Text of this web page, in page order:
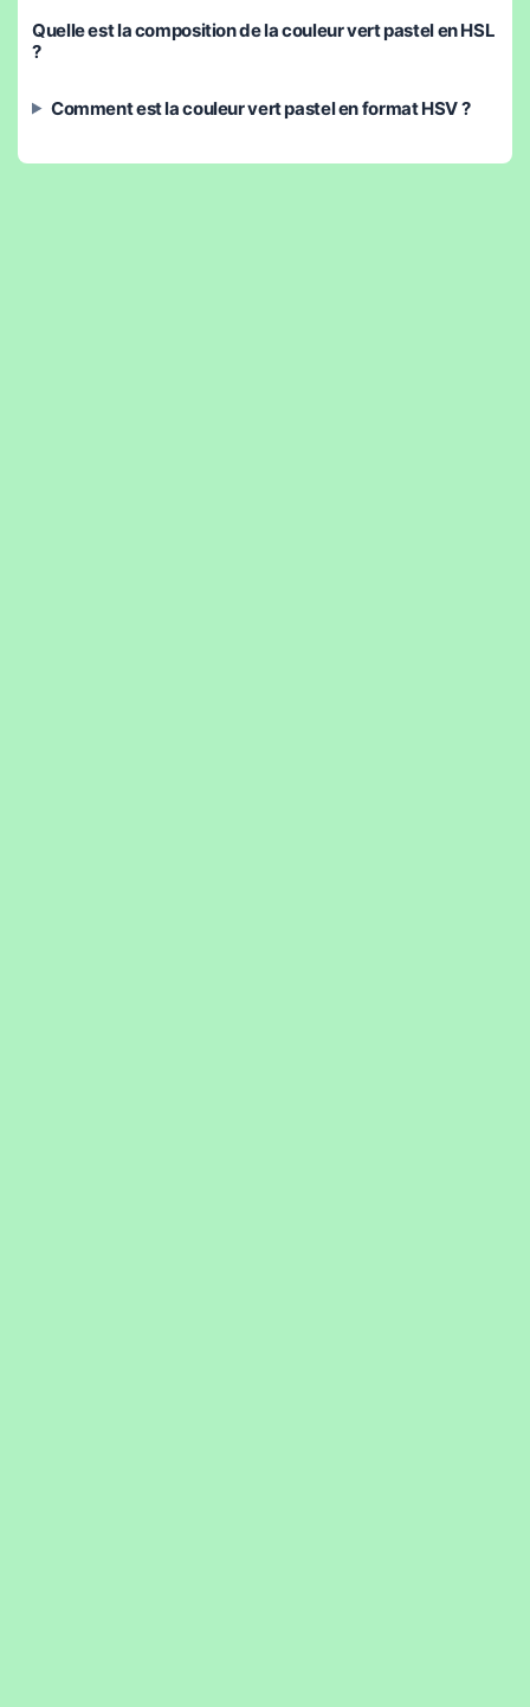
Quelle est la composition de la couleur vert pastel en HSL
?
Comment est la couleur vert pastel en format HSV ?